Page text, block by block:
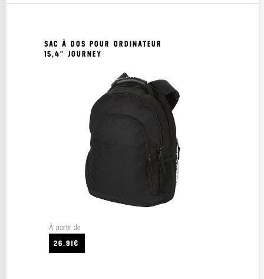
SAC À DOS POUR ORDINATEUR
15,4" JOURNEY
À partir de
26.91€